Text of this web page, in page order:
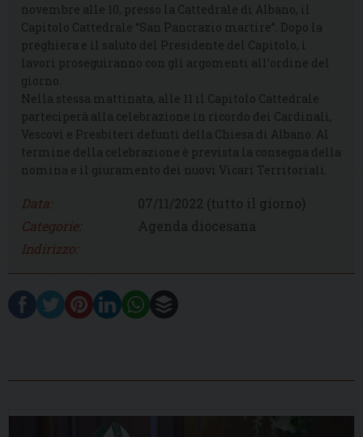
novembre alle 10, presso la Cattedrale di Albano, il
Capitolo Cattedrale “San Pancrazio martire”. Dopo la
preghiera e il saluto del Presidente del Capitolo, i
lavori proseguiranno con gli argomenti all’ordine del
giorno.
Nella stessa mattinata, alle 11 il Capitolo Cattedrale
parteciperà alla celebrazione in ricordo dei Cardinali,
Vescovi e Presbiteri defunti della Chiesa di Albano. Al
termine della celebrazione è prevista la consegna della
nomina e il giuramento dei nuovi Vicari Territoriali.
Data: 07/11/2022 (tutto il giorno)
Categorie:
Agenda diocesana
Indirizzo: